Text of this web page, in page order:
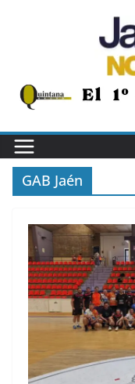
GAB Jaén